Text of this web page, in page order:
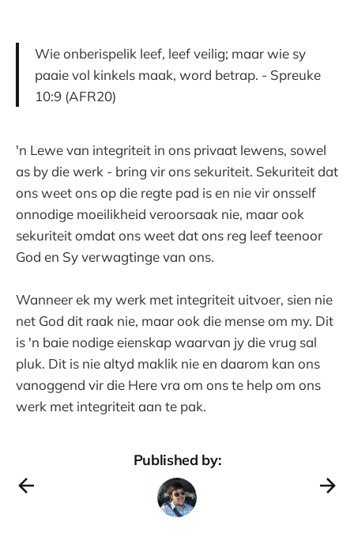
Wie onberispelik leef, leef veilig; maar wie sy
paaie vol kinkels maak, word betrap. - Spreuke
10:9 (AFR20)
'n Lewe van integriteit in ons privaat lewens, sowel
as by die werk - bring vir ons sekuriteit. Sekuriteit dat
ons weet ons op die regte pad is en nie vir onsself
onnodige moeilikheid veroorsaak nie, maar ook
sekuriteit omdat ons weet dat ons reg leef teenoor
God en Sy verwagtinge van ons.
Wanneer ek my werk met integriteit uitvoer, sien nie
net God dit raak nie, maar ook die mense om my. Dit
is 'n baie nodige eienskap waarvan jy die vrug sal
pluk. Dit is nie altyd maklik nie en daarom kan ons
vanoggend vir die Here vra om ons te help om ons
werk met integriteit aan te pak.
Published by: